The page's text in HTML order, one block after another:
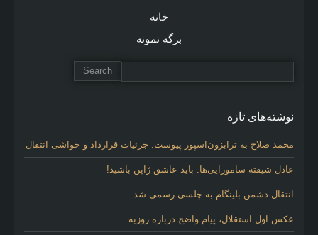
خانه
برگه نمونه
نوشته‌های تازه
محمد صلاح به ترابزون‌اسپور پیوست: جزئیات قرارداد و حواشی انتقال
عادل شیفته سامورایی‌ها: باید عاشق ژاپن باشید!
انتقال دشمن بلینگام به چلسی رسمی شد
عکس اول استقلال، پیام واضح درباره روزبه